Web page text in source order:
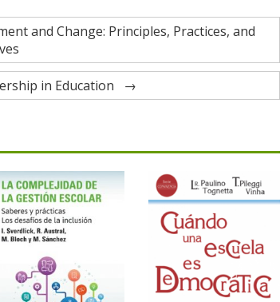
and Change: Principles, Practices, and
in Education